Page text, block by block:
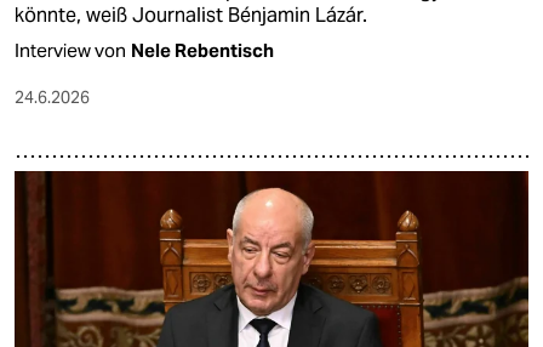
könnte, weiß Journalist Bénjamin Lázár.
Interview von Nele Rebentisch
24.6.2026